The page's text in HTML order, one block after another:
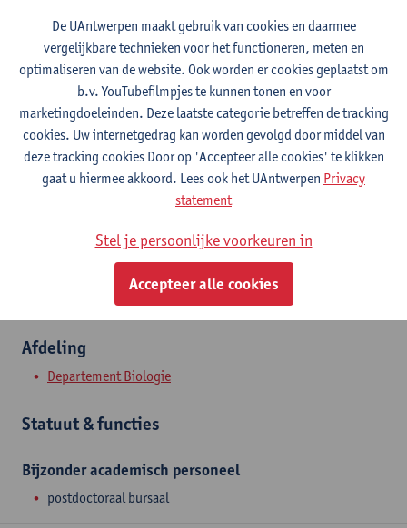
Contact
Campus Drie Eiken
Universiteitsplein 1
2610 Wilrijk, BEL
Afdeling
Departement Biologie
Statuut & functies
Bijzonder academisch personeel
postdoctoraal bursaal
De UAntwerpen maakt gebruik van cookies en daarmee
vergelijkbare technieken voor het functioneren, meten en
optimaliseren van de website. Ook worden er cookies geplaatst om
b.v. YouTubefilmpjes te kunnen tonen en voor
marketingdoeleinden. Deze laatste categorie betreffen de tracking
cookies. Uw internetgedrag kan worden gevolgd door middel van
deze tracking cookies Door op 'Accepteer alle cookies' te klikken
gaat u hiermee akkoord. Lees ook het UAntwerpen Privacy
statement
Stel je persoonlijke voorkeuren in
Accepteer alle cookies